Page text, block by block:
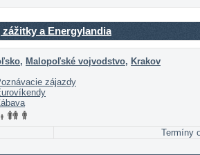
a Energylandia
, Malopoľské vojvodstvo, Krakov
zájazdy
Termíny